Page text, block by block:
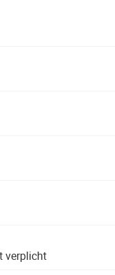
verplicht